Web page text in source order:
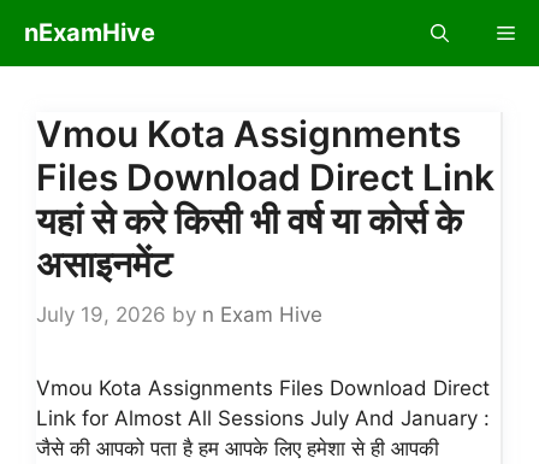
content
nExamHive
Vmou Kota Assignments
Files Download Direct Link
यहां से करे किसी भी वर्ष या कोर्स के
असाइनमेंट
July 19, 2026 by n Exam Hive
Vmou Kota Assignments Files Download Direct
Link for Almost All Sessions July And January :
जैसे की आपको पता है हम आपके लिए हमेशा से ही आपकी